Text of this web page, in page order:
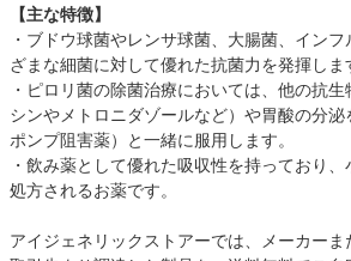
【主な特徴】
・ブドウ球菌やレンサ球菌、大腸菌、イン
ざまな細菌に対して優れた抗菌力を発揮しま
・ピロリ菌の除菌治療においては、他の抗
シンやメトロニダゾールなど）や胃酸の分
ポンプ阻害薬）と一緒に服用します。
・飲み薬として優れた吸収性を持っており
処方されるお薬です。
アイジェネリックストアーでは、メーカーま